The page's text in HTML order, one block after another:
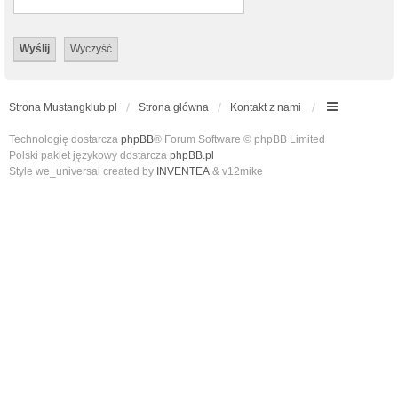
Strona Mustangklub.pl Strona główna Kontakt z nami
Technologię dostarcza phpBB® Forum Software © phpBB Limited
Polski pakiet językowy dostarcza phpBB.pl
Style we_universal created by INVENTEA & v12mike